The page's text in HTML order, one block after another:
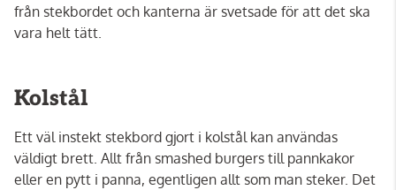
från stekbordet och kanterna är svetsade för att det ska
vara helt tätt.
Kolstål
Ett väl instekt stekbord gjort i kolstål kan användas
väldigt brett. Allt från smashed burgers till pannkakor
eller en pytt i panna, egentligen allt som man steker. Det